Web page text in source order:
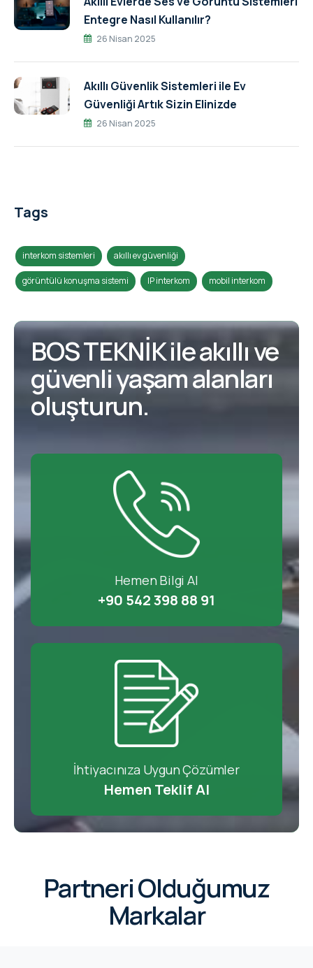
Entegre Nasıl Kullanılır?
26 Nisan 2025
Akıllı Güvenlik Sistemleri ile Ev
Güvenliği Artık Sizin Elinizde
26 Nisan 2025
Tags
interkom sistemleri akıllı ev güvenliği
görüntülü konuşma sistemi IP interkom mobil interkom
BOS TEKNİK ile akıllı ve
güvenli yaşam alanları
oluşturun.
Hemen Bilgi Al
+90 542 398 88 91
İhtiyacınıza Uygun Çözümler
Hemen Teklif Al
Partneri Olduğumuz
Markalar